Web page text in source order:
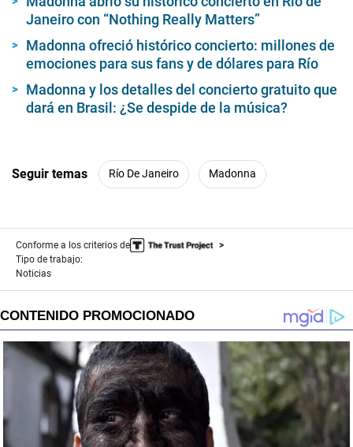
Janeiro con “Nothing Really Matters”
Madonna ofreció histórico concierto: millones de
emociones para sus fans y de dólares para Río
Madonna y los detalles del concierto gratuito que
dará en Brasil: ¿Se despide de la música?
Seguir temas Río De Janeiro Madonna
Conforme a los criterios de
Tipo de trabajo:
Noticias